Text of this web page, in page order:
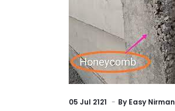
05 Jul 2121 By Easy Nirman